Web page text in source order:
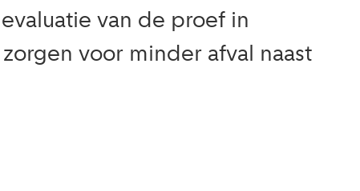
van de proef in
voor minder afval naast